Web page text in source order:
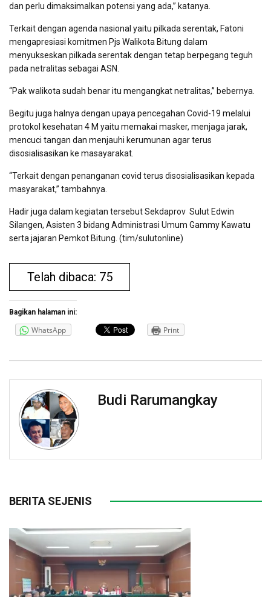
dan perlu dimaksimalkan potensi yang ada,” katanya.
Terkait dengan agenda nasional yaitu pilkada serentak, Fatoni
mengapresiasi komitmen Pjs Walikota Bitung dalam
menyukseskan pilkada serentak dengan tetap berpegang teguh
pada netralitas sebagai ASN.
“Pak walikota sudah benar itu mengangkat netralitas,” bebernya.
Begitu juga halnya dengan upaya pencegahan Covid-19 melalui
protokol kesehatan 4 M yaitu memakai masker, menjaga jarak,
mencuci tangan dan menjauhi kerumunan agar terus
disosialisasikan ke masayarakat.
“Terkait dengan penanganan covid terus disosialisasikan kepada
masyarakat,” tambahnya.
Hadir juga dalam kegiatan tersebut Sekdaprov Sulut Edwin
Silangen, Asisten 3 bidang Administrasi Umum Gammy Kawatu
serta jajaran Pemkot Bitung. (tim/sulutonline)
Telah dibaca: 75
Bagikan halaman ini:
WhatsApp Print
Budi Rarumangkay
BERITA SEJENIS